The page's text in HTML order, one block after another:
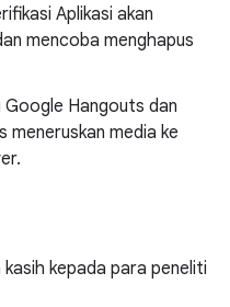
Aplikasi akan
mencoba menghapus
Google Hangouts dan
media ke
kepada para peneliti